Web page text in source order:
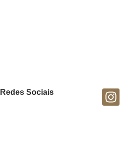
Redes Sociais